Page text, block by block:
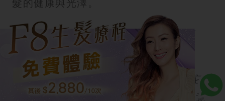
抗熱噴霧迷思2：髮油或護髮素可
以取代抗熱噴霧？
雖然 護髮油
及護髮素能滋潤髮絲，但它
們並不具備專業的抗熱功能。更值得注意